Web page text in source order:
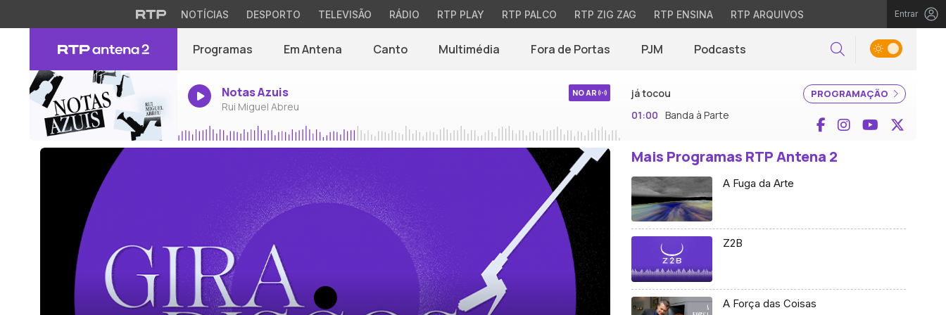
NOTÍCIAS DESPORTO TELEVISÃO RÁDIO RTP PLAY RTP PALCO RTP ZIG ZAG RTP ENSINA RTP ARQUIVOS Entrar
Programas Em Antena Canto Multimédia Fora de Portas PJM Podcasts Pesquisar
Notas Azuis
Rui Miguel Abreu
NO AR PROGRAMAÇÃO
já tocou
01:00 Banda à Parte Facebook
InstagramYouTube
Mais Programas RTP Antena 2
A Fuga da Arte
Z2B
A Força das Coisas